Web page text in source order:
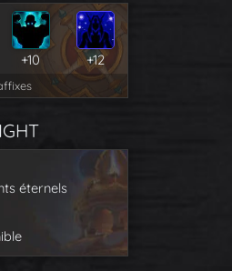
+10 +12
éternels